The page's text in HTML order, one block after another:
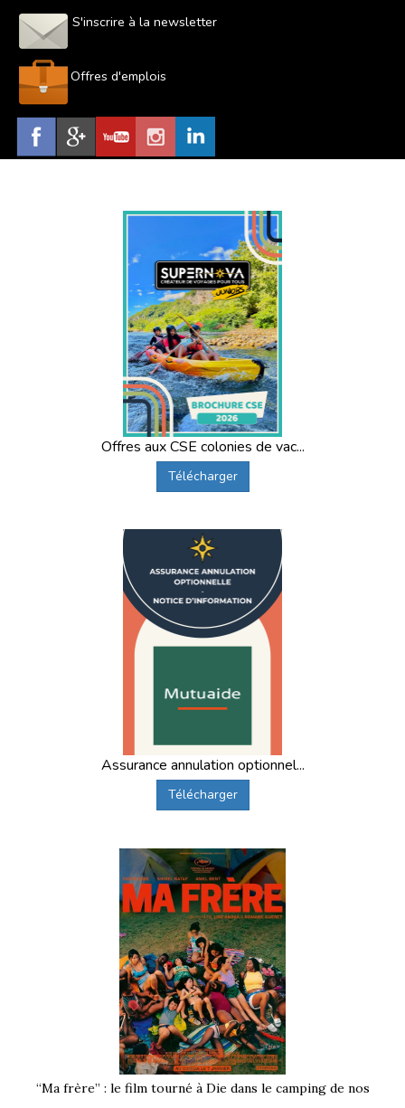
S'inscrire à la newsletter
Offres d'emplois
Offres aux CSE colonies de vac...
Télécharger
Assurance annulation optionnel...
Télécharger
“Ma frère” : le film tourné à Die dans le camping de nos